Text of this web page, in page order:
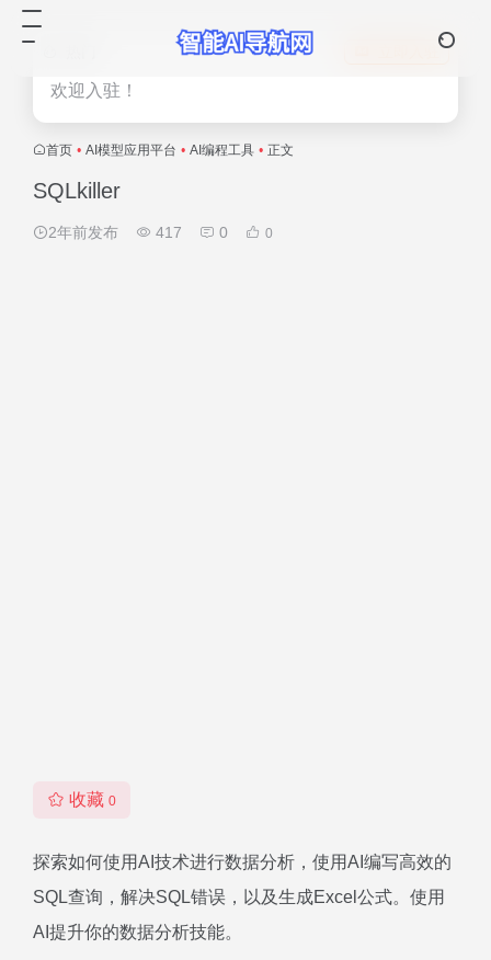
欢迎入驻！
首页 • AI模型应用平台 • AI编程工具 • 正文
SQLkiller
2年前发布 417 0 0
收藏 0
探索如何使用AI技术进行数据分析，使用AI编写高效的
SQL查询，解决SQL错误，以及生成Excel公式。使用
AI提升你的数据分析技能。